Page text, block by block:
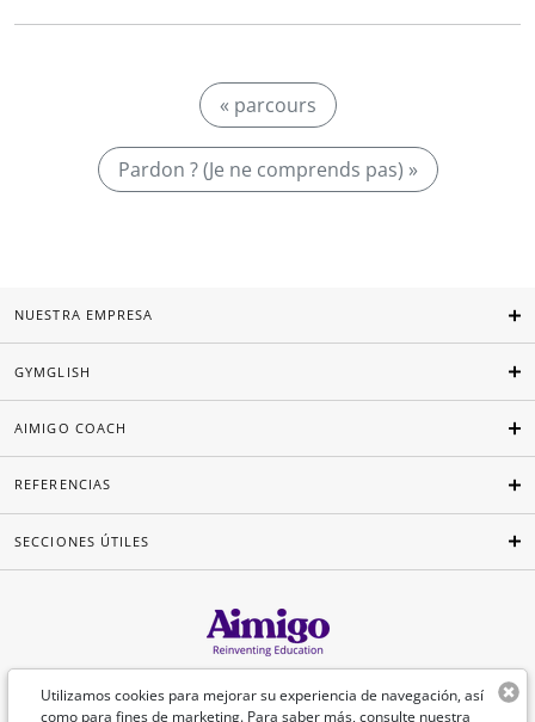
« parcours
Pardon ? (Je ne comprends pas) »
Utilizamos cookies para mejorar su experiencia de navegación, así
como para fines de marketing. Para saber más, consulte nuestra
NUESTRA EMPRESA
GYMGLISH
AIMIGO COACH
REFERENCIAS
SECCIONES ÚTILES
Español